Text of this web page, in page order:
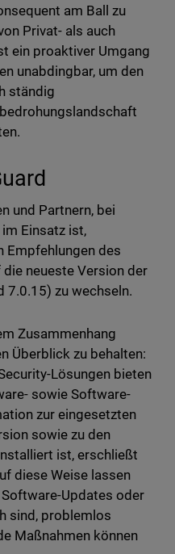
am Ball zu
Privat- als auch
ein proaktiver Umgang
unabdingbar, um den
ständig
und Partnern, bei
Einsatz ist,
Empfehlungen des
neueste Version der
7.0.15) zu wechseln.
Zusammenhang
Überblick zu behalten:
Lösungen bieten
sowie Software-
zur eingesetzten
sowie zu den
ist, erschließt
diese Weise lassen
Software-Updates oder
sind, problemlos
Maßnahmen können